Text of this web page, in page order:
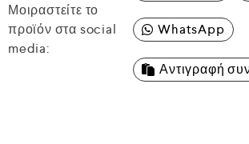
Μοιραστείτε το
προϊόν στα social
media:
WhatsApp
Αντιγραφή